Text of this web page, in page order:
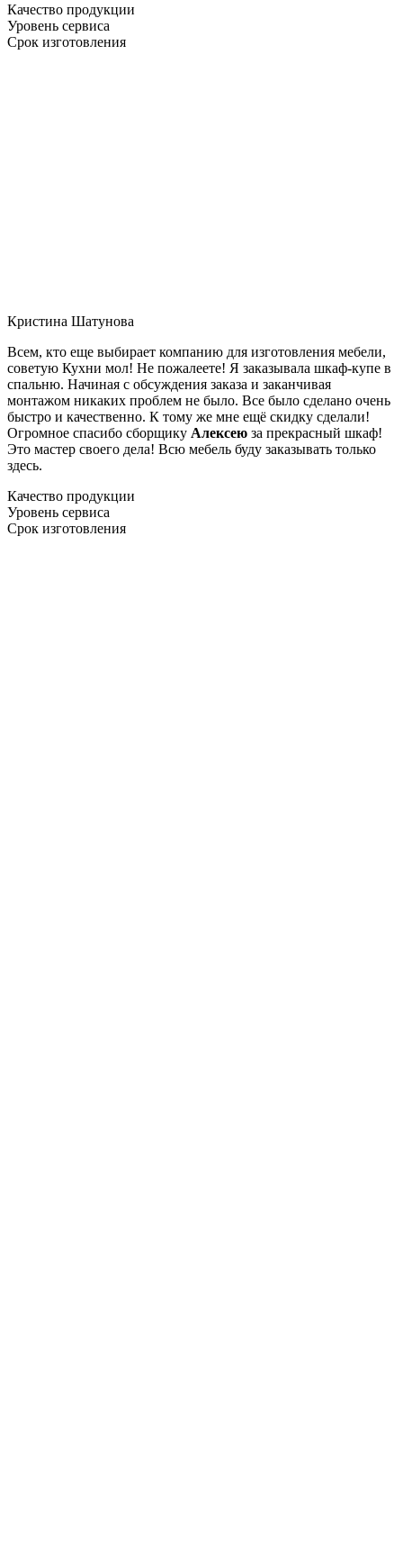
Качество продукции
Уровень сервиса
Срок изготовления
Кристина Шатунова
Всем, кто еще выбирает компанию для изготовления мебели,
советую Кухни мол! Не пожалеете! Я заказывала шкаф-купе в
спальню. Начиная с обсуждения заказа и заканчивая
монтажом никаких проблем не было. Все было сделано очень
быстро и качественно. К тому же мне ещё скидку сделали!
Огромное спасибо сборщику Алексею за прекрасный шкаф!
Это мастер своего дела! Всю мебель буду заказывать только
здесь.
Качество продукции
Уровень сервиса
Срок изготовления